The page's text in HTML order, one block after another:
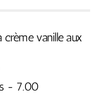
vanille aux
- 7.00